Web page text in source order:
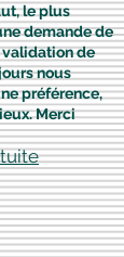
le plus
demande de
de
nous
préférence,
Merci